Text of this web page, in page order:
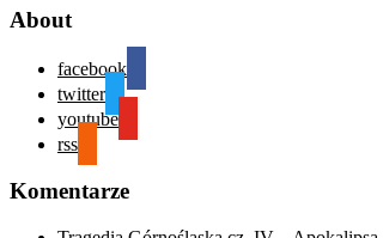
About
facebook
twitter
youtube
rss
Komentarze